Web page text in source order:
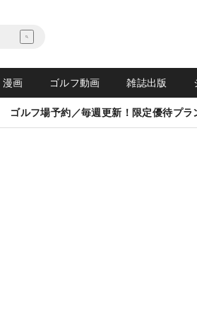
漫画 ゴルフ動画 雑誌出版
ゴルフ場予約／毎週更新！限定優待プラ